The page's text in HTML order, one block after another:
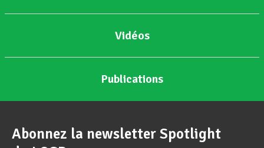
Vidéos
Publications
Abonnez la newsletter Spotlight